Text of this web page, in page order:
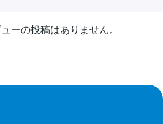
ーの投稿はありません。